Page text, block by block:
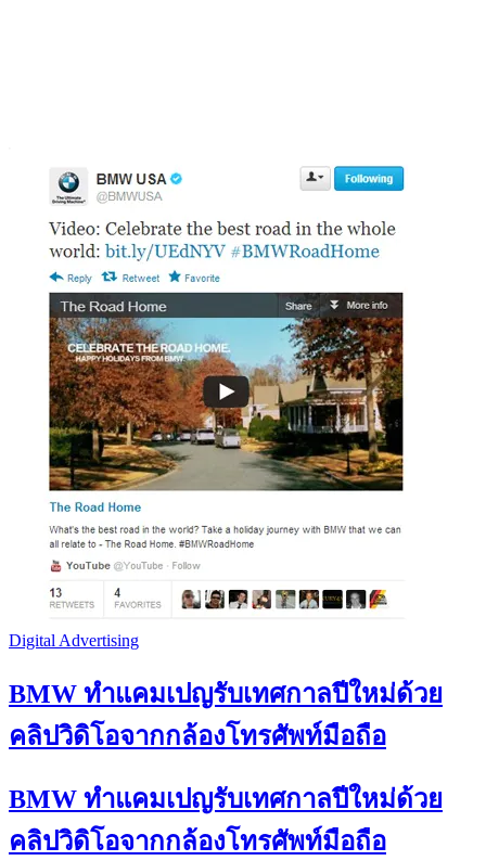
Digital Advertising
BMW ทำแคมเปญรับเทศกาลปีใหม่ด้วย
คลิปวิดิโอจากกล้องโทรศัพท์มือถือ
BMW ทำแคมเปญรับเทศกาลปีใหม่ด้วย
คลิปวิดิโอจากกล้องโทรศัพท์มือถือ